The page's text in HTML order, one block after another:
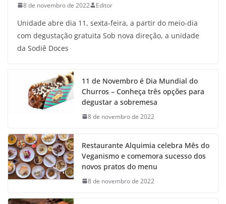
8 de novembro de 2022 Editor
Unidade abre dia 11, sexta-feira, a partir do meio-dia
com degustação gratuita Sob nova direção, a unidade
da Sodiê Doces
11 de Novembro é Dia Mundial do
Churros – Conheça três opções para
degustar a sobremesa
8 de novembro de 2022
Restaurante Alquimia celebra Mês do
Veganismo e comemora sucesso dos
novos pratos do menu
8 de novembro de 2022